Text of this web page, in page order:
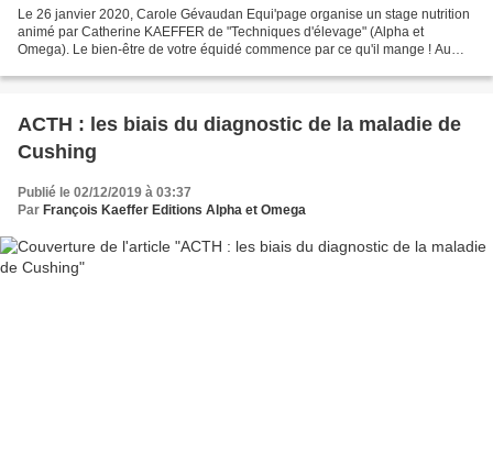
Le 26 janvier 2020, Carole Gévaudan Equi'page organise un stage nutrition
animé par Catherine KAEFFER de "Techniques d'élevage" (Alpha et
Omega). Le bien-être de votre équidé commence par ce qu'il mange ! Au
ACTH : les biais du diagnostic de la maladie de
Cushing
Publié le 02/12/2019 à 03:37
Par François Kaeffer Editions Alpha et Omega